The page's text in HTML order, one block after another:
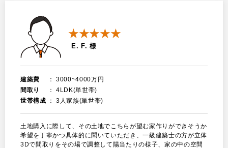
★★★★★
E. F. 様
建築費
3000~4000万円
間取り
4LDK(単世帯)
世帯構成
3人家族(単世帯)
土地購入に際して、その土地でこちらが望む家作りができそうか
希望を丁寧かつ具体的に聞いていただき、一級建築士の方が立体
3Dで間取りをその場で調整して陽当たりの様子、家の中の空間